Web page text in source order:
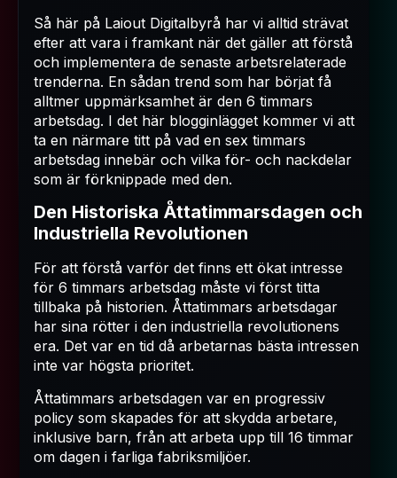
Så här på Laiout Digitalbyrå har vi alltid strävat
efter att vara i framkant när det gäller att förstå
och implementera de senaste arbetsrelaterade
trenderna. En sådan trend som har börjat få
alltmer uppmärksamhet är den 6 timmars
arbetsdag. I det här blogginlägget kommer vi att
ta en närmare titt på vad en sex timmars
arbetsdag innebär och vilka för- och nackdelar
som är förknippade med den.
Den Historiska Åttatimmarsdagen och
Industriella Revolutionen
För att förstå varför det finns ett ökat intresse
för 6 timmars arbetsdag måste vi först titta
tillbaka på historien. Åttatimmars arbetsdagar
har sina rötter i den industriella revolutionens
era. Det var en tid då arbetarnas bästa intressen
inte var högsta prioritet.
Åttatimmars arbetsdagen var en progressiv
policy som skapades för att skydda arbetare,
inklusive barn, från att arbeta upp till 16 timmar
om dagen i farliga fabriksmiljöer.